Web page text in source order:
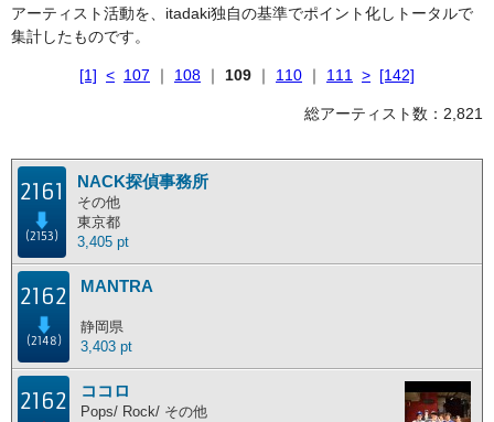
年間ランキング
主な活動地別に分けたランキングです。
北海道 中部地方
アーティスト活動を、itadaki独自の基準でポイント化しトータルで
集計したものです。
[1] < 107 ｜ 108 ｜ 109 ｜ 110 ｜ 111 > [142]
総アーティスト数：2,821
2161
(2153)
NACK探偵事務所
その他
東京都
3,405 pt
2162
(2148)
MANTRA
静岡県
3,403 pt
2162 ココロ
Pops/ Rock/ その他